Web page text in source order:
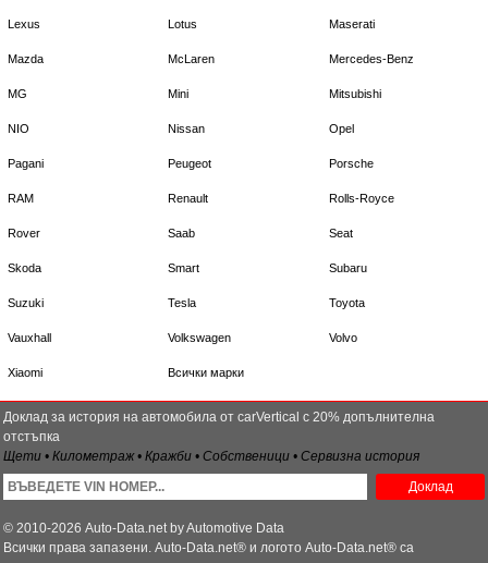
Lexus Lotus Maserati
Mazda McLaren Mercedes-Benz
MG Mini Mitsubishi
NIO Nissan Opel
Pagani Peugeot Porsche
RAM Renault Rolls-Royce
Rover Saab Seat
Skoda Smart Subaru
Suzuki Tesla Toyota
Vauxhall Volkswagen Volvo
Xiaomi Всички марки
Доклад за история на автомобила от carVertical с 20% допълнителна
отстъпка
Щети • Километраж • Кражби • Собственици • Сервизна история
Доклад
© 2010-2026 Auto-Data.net by Automotive Data
Всички права запазени. Auto-Data.net® и логото Auto-Data.net® са